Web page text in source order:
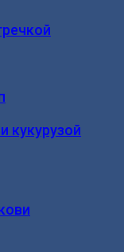
кукурузой